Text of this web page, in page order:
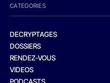
CATEGORIES
DECRYPTAGES
DOSSIERS
RENDEZ-VOUS
VIDEOS